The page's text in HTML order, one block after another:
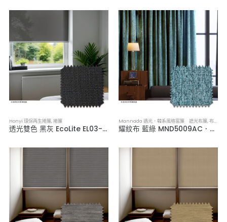
Honyi 環保再生捲簾,捲簾
透光雙色 黑灰 EcoLite EL03-07 ．永續環保捲簾
Mannada 遇光．韓系風格窗簾 遮光布簾,布簾／紗簾／窗簾布
耀紋布 藍綠 MND5009AC．韓系軟裝遮光布簾